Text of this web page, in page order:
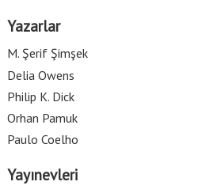
Yazarlar
M. Şerif Şimşek
Delia Owens
Philip K. Dick
Orhan Pamuk
Paulo Coelho
Yayınevleri